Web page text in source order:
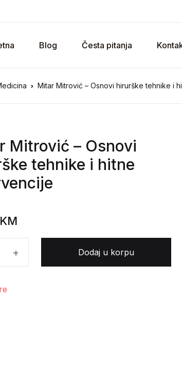
Blog Česta pitanja
Mitar Mitrović – Osnovi hirurške tehnike i
Mitrović – Osnovi
tehnike i hitne
KM
Mitrović - Osnovi hirurške tehnike i hitne
Dodaj u korpu